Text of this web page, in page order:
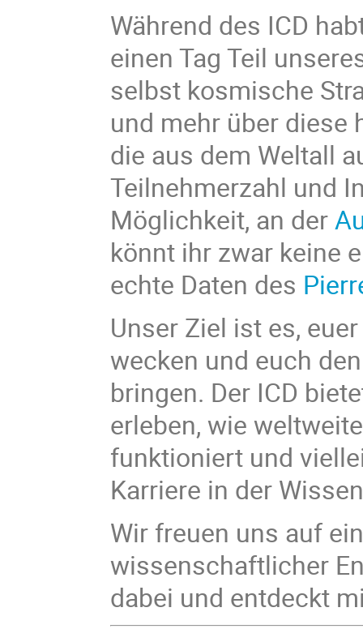
Während des ICD
einen Tag Teil
selbst kosmische
und mehr über diese
die aus dem Weltall
Teilnehmerzahl und
Möglichkeit, an der
könnt ihr zwar keine
echte Daten des
Unser Ziel ist es,
wecken und euch
bringen. Der ICD
erleben, wie
funktioniert und
Karriere in der
Wir freuen uns auf
wissenschaftlicher
dabei und entdeckt